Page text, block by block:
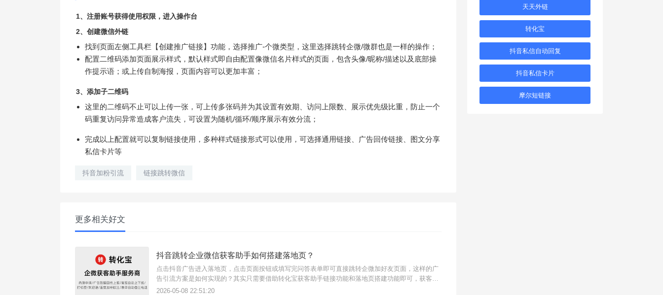
1、注册账号获得使用权限，进入操作台
2、创建微信外链
找到页面左侧工具栏【创建推广链接】功能，选择推广-个微类型，这里选择跳转企微/微群也是一样的操作；
配置二维码添加页面展示样式，默认样式即自由配置像微信名片样式的页面，包含头像/昵称/描述以及底部操
作提示语；或上传自制海报，页面内容可以更加丰富；
3、添加子二维码
这里的二维码不止可以上传一张，可上传多张码并为其设置有效期、访问上限数、展示优先级比重，防止一个
码重复访问异常造成客户流失，可设置为随机/循环/顺序展示有效分流；
完成以上配置就可以复制链接使用，多种样式链接形式可以使用，可选择通用链接、广告回传链接、图文分享
私信卡片等
抖音加粉引流 链接跳转微信
更多相关好文
抖音跳转企业微信获客助手如何搭建落地页？
点击抖音广告进入落地页，点击页面按钮或填写完问答表单即可直接跳转企微加好友页面，这样的广
告引流方案是如何实现的？其实只需要借助转化宝获客助手链接功能和落地页搭建功能即可，获客助
手支持任意场景点击链接跳转企微页面，结合落地页完成流量转化的方式尤其适合商家用户构建私域
2026-05-08 22:51:20
天天外链
转化宝
抖音私信自动回复
抖音私信卡片
摩尔短链接